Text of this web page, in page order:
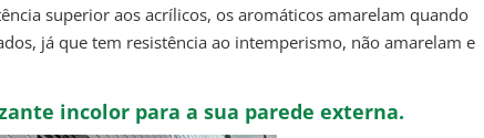
superior aos acrílicos, os aromáticos amarelam quando
já que tem resistência ao intemperismo, não amarelam e
incolor para a sua parede externa.